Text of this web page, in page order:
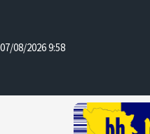
07/08/2026 9:58